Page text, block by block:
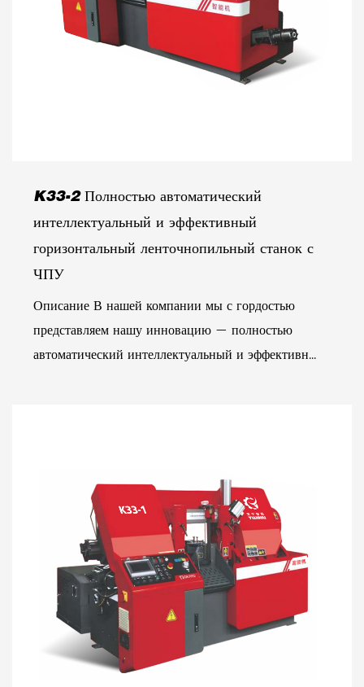
K33-2 Полностью автоматический
интеллектуальный и эффективный
горизонтальный ленточнопильный станок с
ЧПУ
Описание В нашей компании мы с гордостью
представляем нашу инновацию — полностью
автоматический интеллектуальный и эффективн...